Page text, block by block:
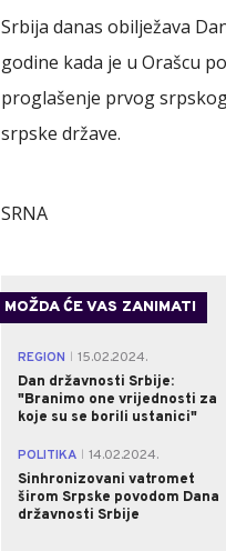
Srbija danas obilježava
godine kada je u Orašcu
proglašenje prvog
srpske države.
SRNA
MOŽDA ĆE VAS ZANIMATI
REGION
15.02.2024.
Dan državnosti Srbije:
"Branimo one vrijednosti za
koje su se borili ustanici"
POLITIKA
14.02.2024.
Sinhronizovani vatromet
širom Srpske povodom Dana
državnosti Srbije